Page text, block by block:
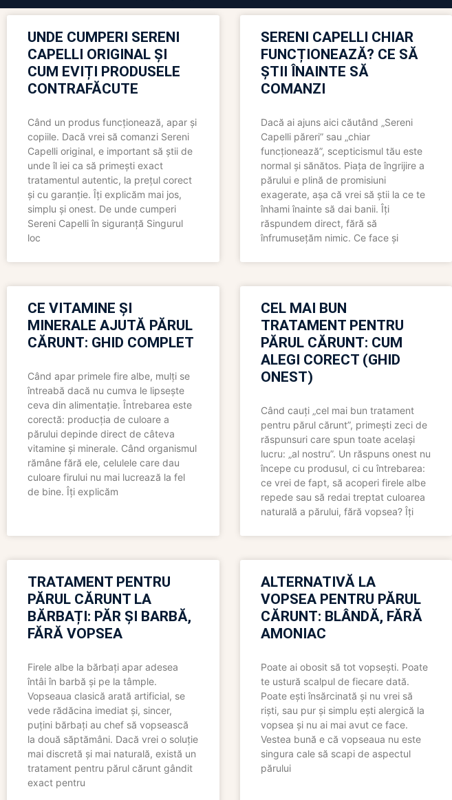
UNDE CUMPERI SERENI
CAPELLI ORIGINAL ȘI
CUM EVIȚI PRODUSELE
CONTRAFĂCUTE
Când un produs funcționează, apar și
copiile. Dacă vrei să comanzi Sereni
Capelli original, e important să știi de
unde îl iei ca să primești exact
tratamentul autentic, la prețul corect
și cu garanție. Îți explicăm mai jos,
simplu și onest. De unde cumperi
Sereni Capelli în siguranță Singurul
loc
SERENI CAPELLI CHIAR
FUNCȚIONEAZĂ? CE SĂ
ȘTII ÎNAINTE SĂ
COMANZI
Dacă ai ajuns aici căutând „Sereni
Capelli păreri” sau „chiar
funcționează”, scepticismul tău este
normal și sănătos. Piața de îngrijire a
părului e plină de promisiuni
exagerate, așa că vrei să știi la ce te
înhami înainte să dai banii. Îți
răspundem direct, fără să
înfrumusețăm nimic. Ce face și
CE VITAMINE ȘI
MINERALE AJUTĂ PĂRUL
CĂRUNT: GHID COMPLET
Când apar primele fire albe, mulți se
întreabă dacă nu cumva le lipsește
ceva din alimentație. Întrebarea este
corectă: producția de culoare a
părului depinde direct de câteva
vitamine și minerale. Când organismul
rămâne fără ele, celulele care dau
culoare firului nu mai lucrează la fel
de bine. Îți explicăm
CEL MAI BUN
TRATAMENT PENTRU
PĂRUL CĂRUNT: CUM
ALEGI CORECT (GHID
ONEST)
Când cauți „cel mai bun tratament
pentru părul cărunt”, primești zeci de
răspunsuri care spun toate același
lucru: „al nostru”. Un răspuns onest nu
începe cu produsul, ci cu întrebarea:
ce vrei de fapt, să acoperi firele albe
repede sau să redai treptat culoarea
naturală a părului, fără vopsea? Îți
TRATAMENT PENTRU
PĂRUL CĂRUNT LA
BĂRBAȚI: PĂR ȘI BARBĂ,
FĂRĂ VOPSEA
Firele albe la bărbați apar adesea
întâi în barbă și pe la tâmple.
Vopseaua clasică arată artificial, se
vede rădăcina imediat și, sincer,
puțini bărbați au chef să vopsească
la două săptămâni. Dacă vrei o soluție
mai discretă și mai naturală, există un
tratament pentru părul cărunt gândit
exact pentru
ALTERNATIVĂ LA
VOPSEA PENTRU PĂRUL
CĂRUNT: BLÂNDĂ, FĂRĂ
AMONIAC
Poate ai obosit să tot vopsești. Poate
te ustură scalpul de fiecare dată.
Poate ești însărcinată și nu vrei să
riști, sau pur și simplu ești alergică la
vopsea și nu ai mai avut ce face.
Vestea bună e că vopseaua nu este
singura cale să scapi de aspectul
părului